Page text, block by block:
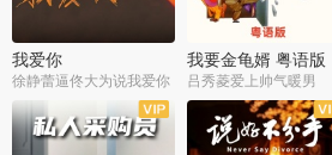
我爱你
徐静蕾逼佟大为说我爱你
我要金龟婿 粤语版
吕秀菱爱上帅气暖男